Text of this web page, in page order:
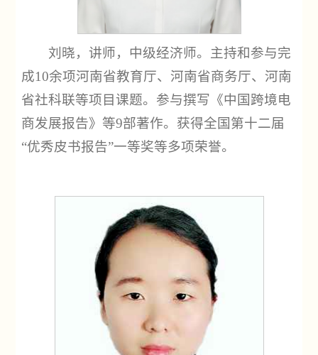
刘晓，讲师，中级经济师。主持和参与完
成10余项河南省教育厅、河南省商务厅、河南
省社科联等项目课题。参与撰写《中国跨境电
商发展报告》等9部著作。获得全国第十二届
“优秀皮书报告”一等奖等多项荣誉。